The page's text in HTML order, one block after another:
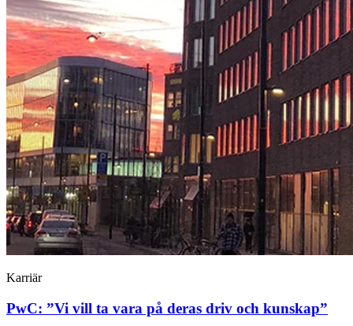
Karriär
PwC: ”Vi vill ta vara på deras driv och kunskap”